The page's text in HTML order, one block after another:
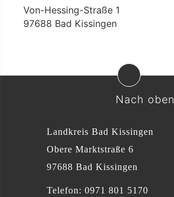
Von-Hessing-Straße 1
97688 Bad Kissingen
Nach oben
Landkreis Bad Kissingen
Obere Marktstraße 6
97688 Bad Kissingen
Telefon: 0971 801 5170